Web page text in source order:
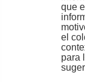
que
el
para